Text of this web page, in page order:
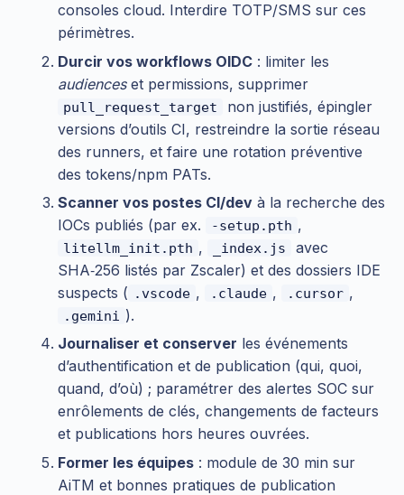
consoles cloud. Interdire TOTP/SMS sur ces
périmètres.
Durcir vos workflows OIDC : limiter les
audienceset permissions, supprimer
pull_request_target
non justifiés, épingler
versions d’outils CI, restreindre la sortie réseau
des runners, et faire une rotation préventive
des tokens/npm PATs.
Scanner vos postes CI/dev à la recherche des
IOCs publiés (par ex.
-setup.pth ,
litellm_init.pth , _index.js
avec
SHA‑256 listés par Zscaler) et des dossiers IDE
suspects ( .vscode , .claude , .cursor ,
.gemini ).
Journaliser et conserver les événements
d’authentification et de publication (qui, quoi,
quand, d’où) ; paramétrer des alertes SOC sur
enrôlements de clés, changements de facteurs
et publications hors heures ouvrées.
Former les équipes : module de 30 min sur
AiTM et bonnes pratiques de publication